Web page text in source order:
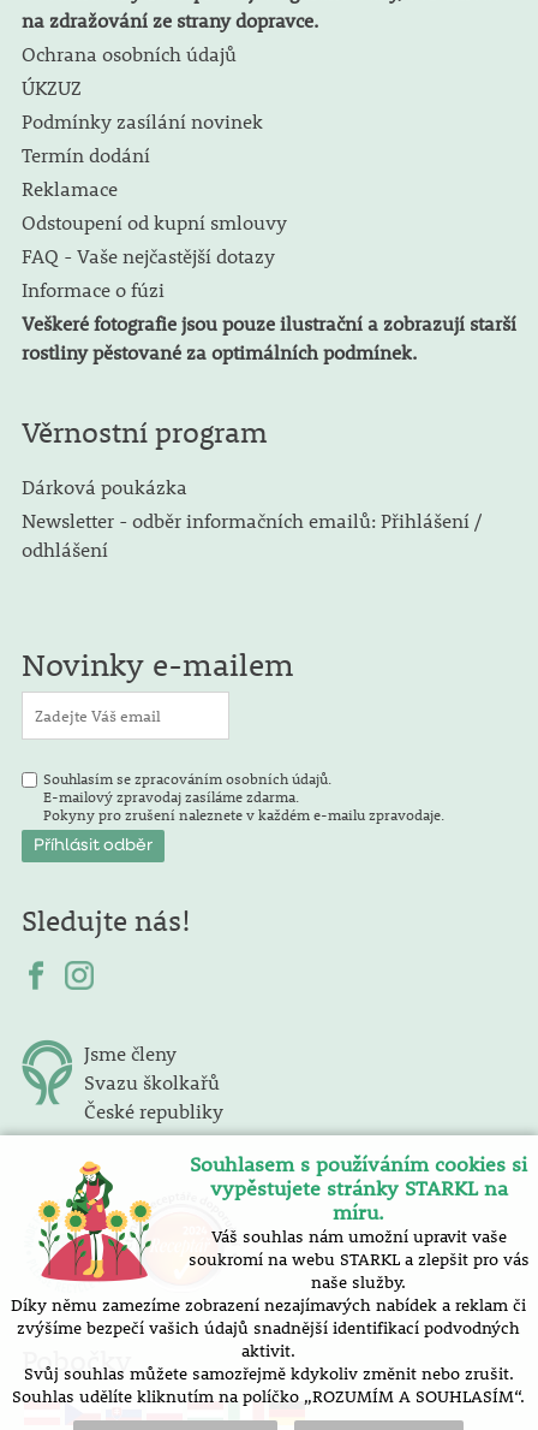
na zdražování ze strany dopravce.
Ochrana osobních údajů
ÚKZUZ
Podmínky zasílání novinek
Termín dodání
Reklamace
Odstoupení od kupní smlouvy
FAQ - Vaše nejčastější dotazy
Informace o fúzi
Veškeré fotografie jsou pouze ilustrační a zobrazují starší
rostliny pěstované za optimálních podmínek.
Věrnostní program
Dárková poukázka
Newsletter - odběr informačních emailů: Přihlášení /
odhlášení
Novinky e-mailem
Souhlasím se zpracováním osobních údajů.
E-mailový zpravodaj zasíláme zdarma.
Pokyny pro zrušení naleznete v každém e-mailu zpravodaje.
Sledujte nás!
Jsme členy
Svazu školkařů
České republiky
Pobočky
Souhlasem s používáním cookies si
vypěstujete stránky STARKL na
míru.
Váš souhlas nám umožní upravit vaše
soukromí na webu STARKL a zlepšit pro vás
naše služby.
Díky němu zamezíme zobrazení nezajímavých nabídek a reklam či
zvýšíme bezpečí vašich údajů snadnější identifikací podvodných
aktivit.
Svůj souhlas můžete samozřejmě kdykoliv změnit nebo zrušit.
Souhlas udělíte kliknutím na políčko „ROZUMÍM A SOUHLASÍM“.